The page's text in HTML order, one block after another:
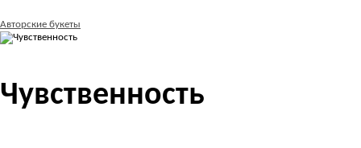
Авторские букеты
Чувственность